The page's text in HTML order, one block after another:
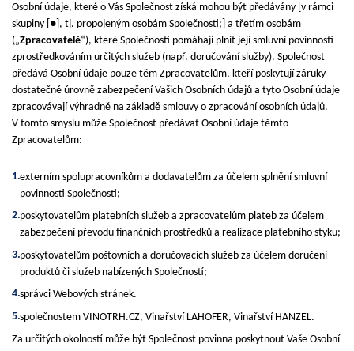
Osobní údaje, které o Vás Společnost získá mohou být předávány [v rámci
skupiny [●], tj. propojeným osobám Společnosti;] a třetím osobám
(„Zpracovatelé“), které Společnosti pomáhají plnit její smluvní povinnosti
zprostředkováním určitých služeb (např. doručování služby). Společnost
předává Osobní údaje pouze těm Zpracovatelům, kteří poskytují záruky
dostatečné úrovně zabezpečení Vašich Osobních údajů a tyto Osobní údaje
zpracovávají výhradně na základě smlouvy o zpracování osobních údajů.
V tomto smyslu může Společnost předávat Osobní údaje těmto
Zpracovatelům:
externím spolupracovníkům a dodavatelům za účelem splnění smluvní
povinnosti Společnosti;
poskytovatelům platebních služeb a zpracovatelům plateb za účelem
zabezpečení převodu finančních prostředků a realizace platebního styku;
poskytovatelům poštovních a doručovacích služeb za účelem doručení
produktů či služeb nabízených Společností;
správci Webových stránek.
společnostem VINOTRH.CZ, Vinařství LAHOFER, Vinařství HANZEL.
Za určitých okolností může být Společnost povinna poskytnout Vaše Osobní